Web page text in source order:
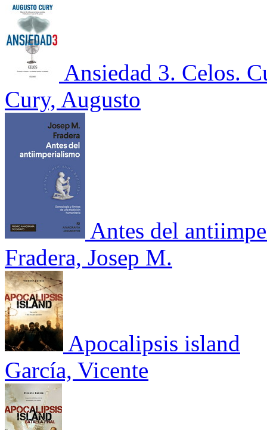
Ansiedad 3. Celos.
Cury, Augusto
Antes del
Fradera, Josep M.
Apocalipsis island
García, Vicente